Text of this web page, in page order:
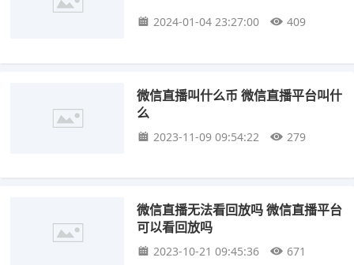
2024-01-04 23:27:00 409
微信直播叫什么币 微信直播平台叫什
么
2023-11-09 09:54:22 279
微信直播无法看回放吗 微信直播平台
可以看回放吗
2023-10-21 09:45:36 671